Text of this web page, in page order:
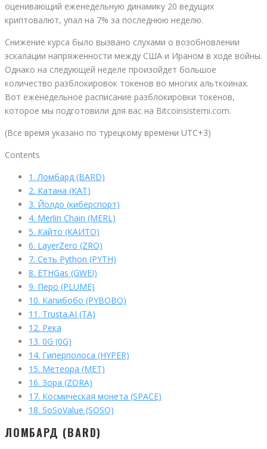
оценивающий еженедельную динамику 20 ведущих
криптовалют, упал на 7% за последнюю неделю.
Снижение курса было вызвано слухами о возобновлении
эскалации напряженности между США и Ираном в ходе войны.
Однако на следующей неделе произойдет большое
количество разблокировок токенов во многих альткоинах.
Вот еженедельное расписание разблокировки токенов,
которое мы подготовили для вас на Bitcoinsistemi.com.
(Все время указано по турецкому времени UTC+3)
Contents
1. Ломбард (BARD)
2. Катана (КАТ)
3. Йолдо (киберспорт)
4. Merlin Chain (MERL)
5. Кайто (КАИТО)
6. LayerZero (ZRO)
7. Сеть Python (PYTH)
8. ETHGas (GWEI)
9. Перо (PLUME)
10. Капибобо (PYBOBO)
11. Trusta.AI (TA)
12. Река
13. 0G (0G)
14. Гиперполоса (HYPER)
15. Метеора (MET)
16. Зора (ZORA)
17. Космическая монета (SPACE)
18. SoSoValue (SOSO)
ЛОМБАРД (BARD)